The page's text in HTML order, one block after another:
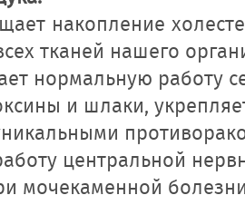
накопление
тканей нашего
нормальную работу
и шлаки,
центральной
мочекаменной